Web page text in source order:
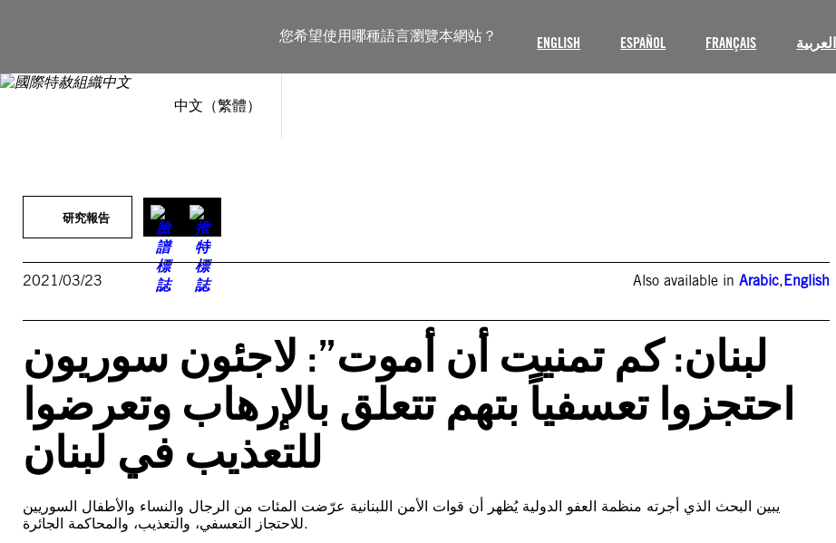
您希望使用哪種語言瀏覽本網站？ ENGLISH ESPAÑOL FRANÇAIS العربية
中文（繁體）
內
研究報告
2021/03/23 Also available inArabic,English
لبنان: كم تمنيت أن أموت”: لاجئون سوريون
احتجزوا تعسفياً بتهم تتعلق بالإرهاب وتعرضوا
للتعذيب في لبنان
يبين البحث الذي أجرته منظمة العفو الدولية يُظهر أن قوات الأمن اللبنانية عرّضت المئات من الرجال والنساء والأطفال السوريين
للاحتجاز التعسفي، والتعذيب، والمحاكمة الجائرة.